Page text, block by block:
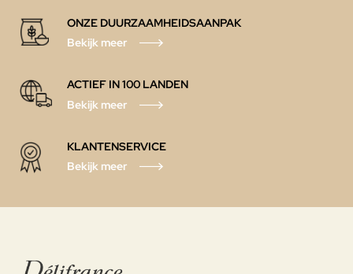
ONZE DUURZAAMHEIDSAANPAK
Bekijk meer
ACTIEF IN 100 LANDEN
Bekijk meer
KLANTENSERVICE
Bekijk meer